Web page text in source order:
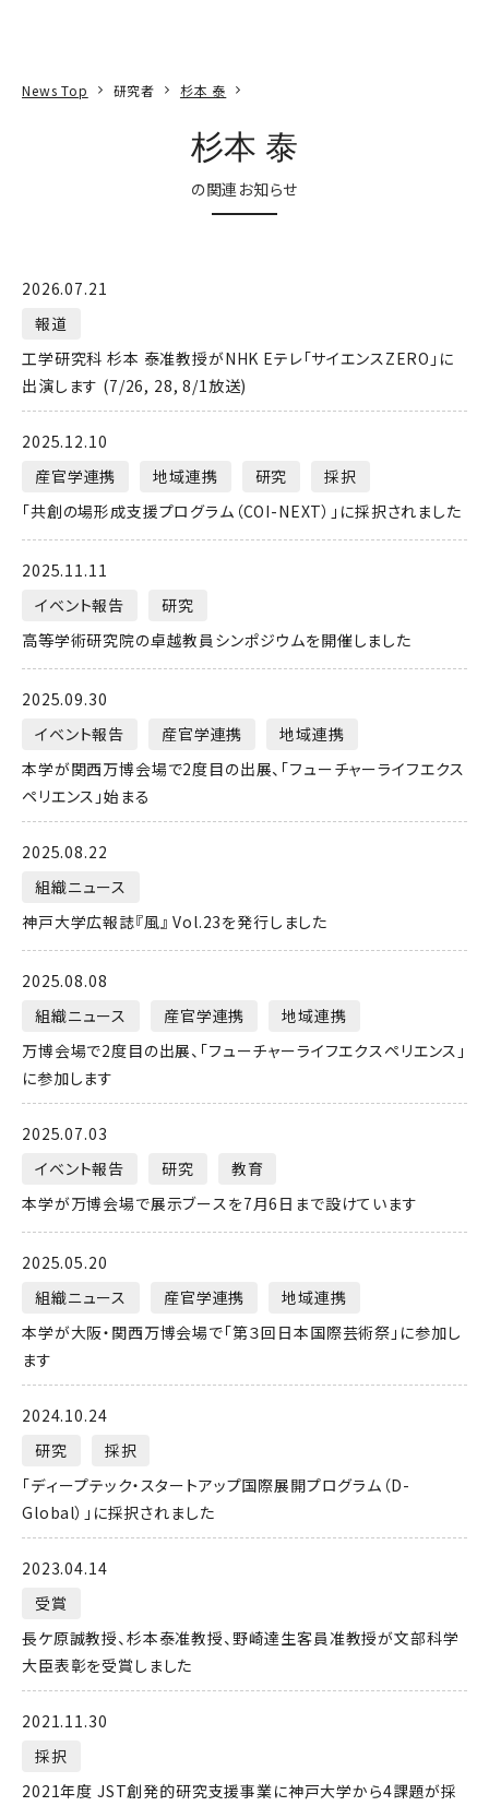
News Top 研究者 杉本 泰
杉本 泰
の関連お知らせ
2026.07.21
報道
工学研究科 杉本 泰准教授がNHK Eテレ「サイエンスZERO」に
出演します (7/26, 28, 8/1放送)
2025.12.10
産官学連携
地域連携 研究
採択
「共創の場形成支援プログラム（COI-NEXT）」に採択されました
2025.11.11
イベント報告
研究
高等学術研究院の卓越教員シンポジウムを開催しました
2025.09.30
イベント報告
産官学連携
地域連携
本学が関西万博会場で2度目の出展、「フューチャーライフエクス
ペリエンス」始まる
2025.08.22
組織ニュース
神戸大学広報誌『風』 Vol.23を発行しました
2025.08.08
組織ニュース
産官学連携
地域連携
万博会場で2度目の出展、「フューチャーライフエクスペリエンス」
に参加します
2025.07.03
イベント報告
研究
教育
本学が万博会場で展示ブースを7月6日まで設けています
2025.05.20
組織ニュース
産官学連携
地域連携
本学が大阪・関西万博会場で「第３回日本国際芸術祭」に参加し
ます
2024.10.24
研究
採択
「ディープテック・スタートアップ国際展開プログラム（D-
Global）」に採択されました
2023.04.14
受賞
長ケ原誠教授、杉本泰准教授、野崎達生客員准教授が文部科学
大臣表彰を受賞しました
2021.11.30
採択
2021年度 JST創発的研究支援事業に神戸大学から4課題が採